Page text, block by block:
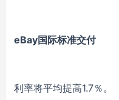
eBay国际标准交付
利率将平均提高1.7％。